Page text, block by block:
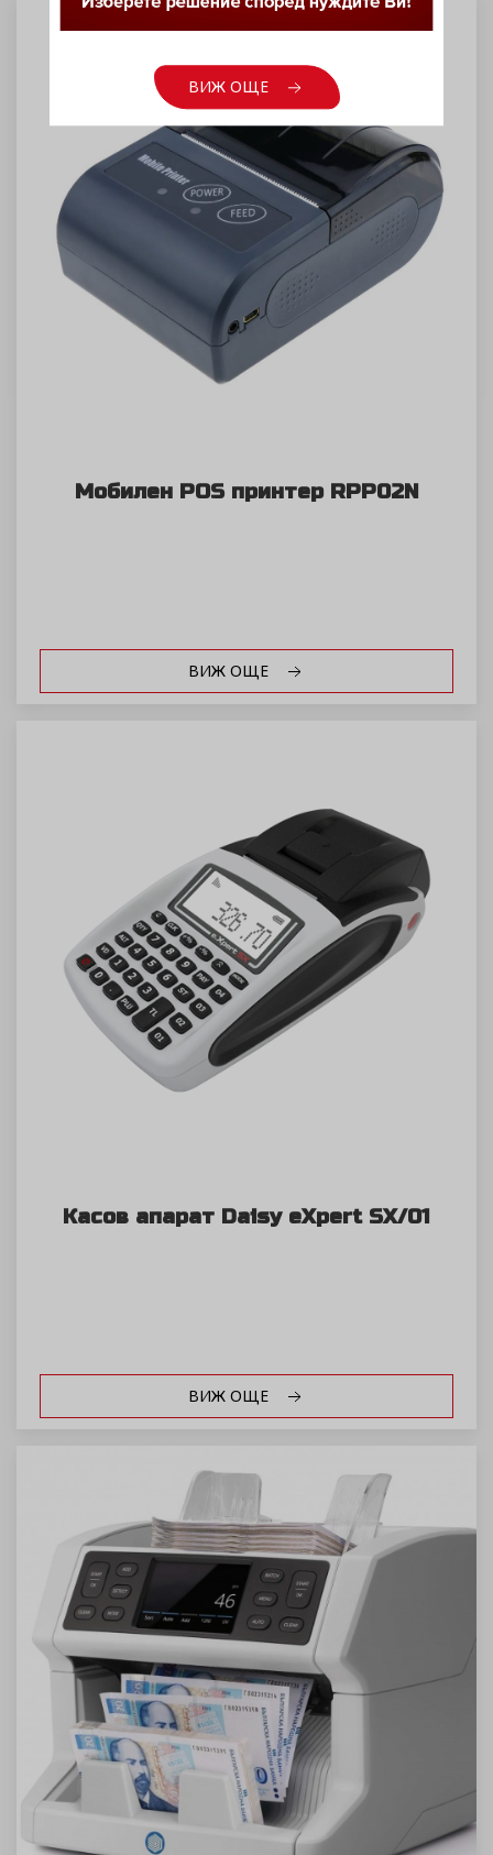
Мобилен POS принтер RPP02N
ВИЖ ОЩЕ
Касов апарат Daisy eXpert SX/01
ВИЖ ОЩЕ
ВИЖ ОЩЕ